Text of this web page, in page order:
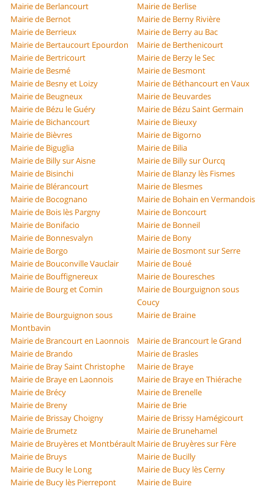
Mairie de Berlancourt
Mairie de Berlise
Mairie de Bernot
Mairie de Berny Rivière
Mairie de Berrieux
Mairie de Berry au Bac
Mairie de Bertaucourt Epourdon
Mairie de Berthenicourt
Mairie de Bertricourt
Mairie de Berzy le Sec
Mairie de Besmé
Mairie de Besmont
Mairie de Besny et Loizy
Mairie de Béthancourt en Vaux
Mairie de Beugneux
Mairie de Beuvardes
Mairie de Bézu le Guéry
Mairie de Bézu Saint Germain
Mairie de Bichancourt
Mairie de Bieuxy
Mairie de Bièvres
Mairie de Bigorno
Mairie de Biguglia
Mairie de Bilia
Mairie de Billy sur Aisne
Mairie de Billy sur Ourcq
Mairie de Bisinchi
Mairie de Blanzy lès Fismes
Mairie de Blérancourt
Mairie de Blesmes
Mairie de Bocognano
Mairie de Bohain en Vermandois
Mairie de Bois lès Pargny
Mairie de Boncourt
Mairie de Bonifacio
Mairie de Bonneil
Mairie de Bonnesvalyn
Mairie de Bony
Mairie de Borgo
Mairie de Bosmont sur Serre
Mairie de Bouconville Vauclair
Mairie de Boué
Mairie de Bouffignereux
Mairie de Bouresches
Mairie de Bourg et Comin
Mairie de Bourguignon sous
Coucy
Mairie de Bourguignon sous
Montbavin
Mairie de Braine
Mairie de Brancourt en Laonnois
Mairie de Brancourt le Grand
Mairie de Brando
Mairie de Brasles
Mairie de Bray Saint Christophe
Mairie de Braye
Mairie de Braye en Laonnois
Mairie de Braye en Thiérache
Mairie de Brécy
Mairie de Brenelle
Mairie de Breny
Mairie de Brie
Mairie de Brissay Choigny
Mairie de Brissy Hamégicourt
Mairie de Brumetz
Mairie de Brunehamel
Mairie de Bruyères et MontbéraultMairie de Bruyères sur Fère
Mairie de Bruys
Mairie de Bucilly
Mairie de Bucy le Long
Mairie de Bucy lès Cerny
Mairie de Bucy lès Pierrepont
Mairie de Buire